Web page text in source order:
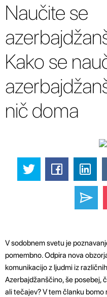
Naučite se
Kako se
nič doma
V sodobnem svetu je
pomembno. Odpira nova
komunikacijo z ljudmi iz
Azerbajdžanščino, še posebej,
ali tečajev? V tem članku bomo